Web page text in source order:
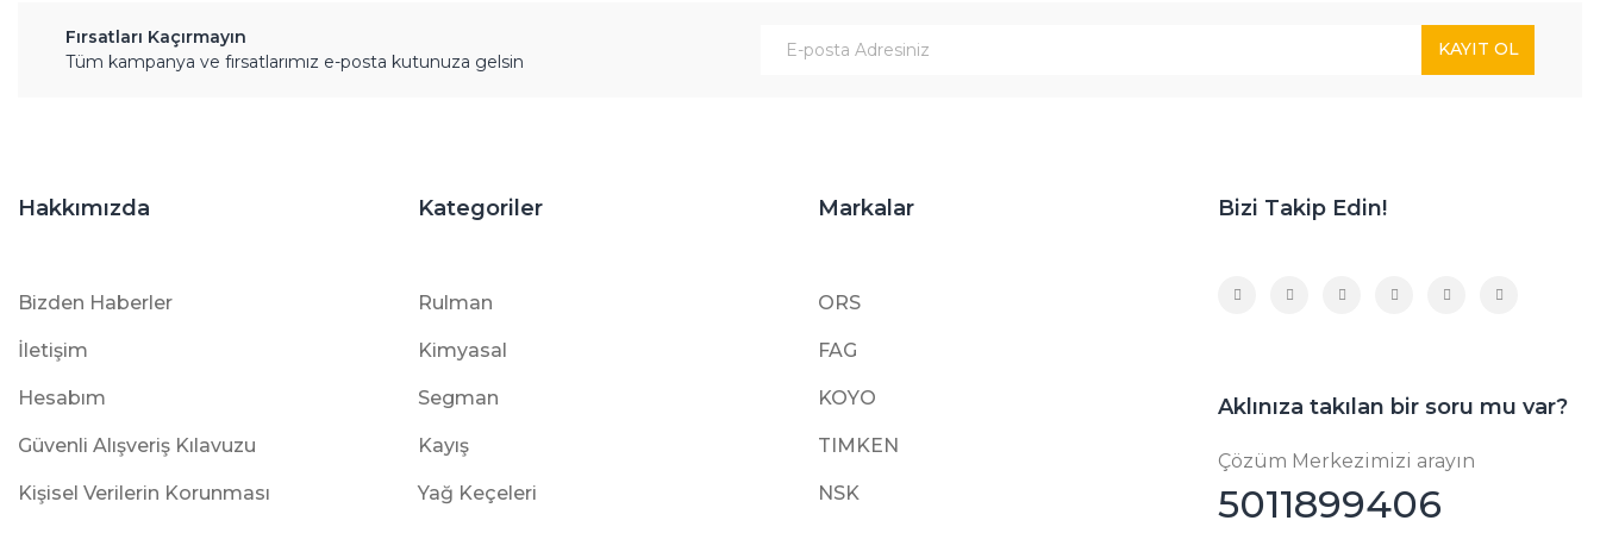
Fırsatları Kaçırmayın
Tüm kampanya ve fırsatlarımız e-posta kutunuza gelsin
KAYIT OL
Hakkımızda
Bizden Haberler
İletişim
Hesabım
Güvenli Alışveriş Kılavuzu
Kişisel Verilerin Korunması
Kategoriler
Rulman
Kimyasal
Segman
Kayış
Yağ Keçeleri
Markalar
ORS
FAG
KOYO
TIMKEN
NSK
Bizi Takip Edin!
Aklınıza takılan bir soru mu var?
Çözüm Merkezimizi arayın
5011899406